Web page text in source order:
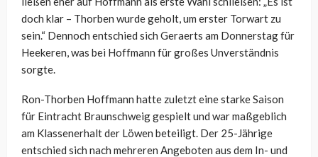
doch klar – Thorben wurde geholt, um erster Torwart zu
sein.“ Dennoch entschied sich Geraerts am Donnerstag für
Heekeren, was bei Hoffmann für großes Unverständnis
sorgte.
Ron-Thorben Hoffmann hatte zuletzt eine starke Saison
für Eintracht Braunschweig gespielt und war maßgeblich
am Klassenerhalt der Löwen beteiligt. Der 25-Jährige
entschied sich nach mehreren Angeboten aus dem In- und